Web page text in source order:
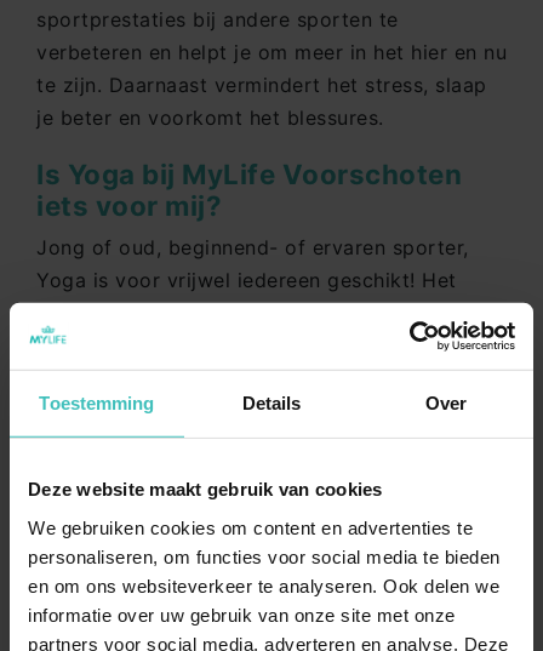
Toestemming Details Over
Deze website maakt gebruik van cookies
We gebruiken cookies om content en advertenties te
personaliseren, om functies voor social media te bieden
en om ons websiteverkeer te analyseren. Ook delen we
informatie over uw gebruik van onze site met onze
partners voor social media, adverteren en analyse. Deze
sportprestaties bij andere sporten te
verbeteren en helpt je om meer in het hier en nu
te zijn. Daarnaast vermindert het stress, slaap
je beter en voorkomt het blessures.
Is Yoga bij MyLife Voorschoten
iets voor mij?
Jong of oud, beginnend- of ervaren sporter,
Yoga is voor vrijwel iedereen geschikt! Het
mogelijkheden. De Yoga instructeurs van
MyLife geven je graag advies en tips. Onze
ervaring is dat met een paar persoonlijke
aanpassingen, iedereen met Yoga mee kan
Ervaar Yoga zelf!
Ben je benieuwd of Yoga ook iets voor jou is?
Meld je dan aan voor een gratis proefles!